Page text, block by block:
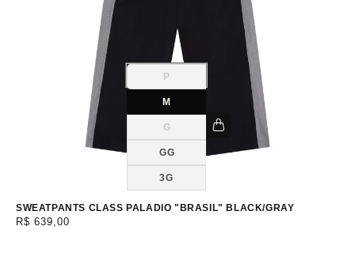
PVariante
esgotada
ou
indisponível
M
GVariante
esgotada
ou
indisponível
GG
3G
SWEATPANTS CLASS PALADIO "BRASIL" BLACK/GRAY
Preço
R$ 639,00